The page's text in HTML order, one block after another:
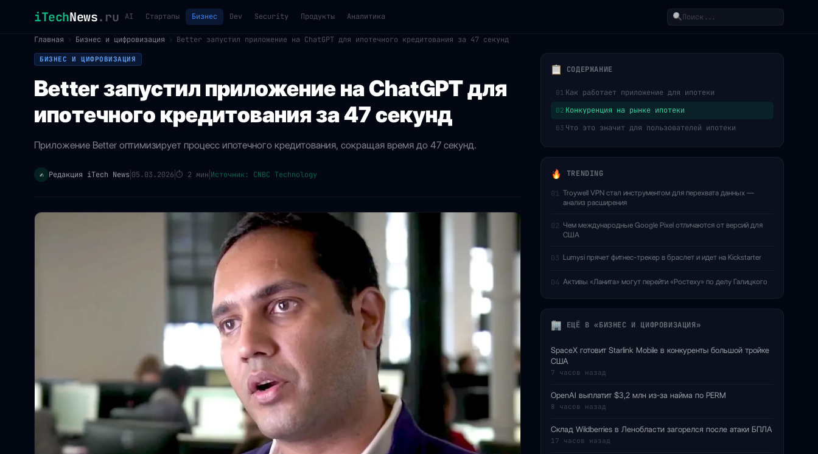
iTechNews.ru AI Стартапы Бизнес Dev Security Продукты Аналитика
Поиск
Главная
› Бизнес и цифровизация › Better запустил приложение на ChatGPT для ипотечного кредитования за 47 секунд
БИЗНЕС И ЦИФРОВИЗАЦИЯ
Better запустил приложение на ChatGPT для
ипотечного кредитования за 47 секунд
Приложение Better оптимизирует процесс ипотечного кредитования, сокращая время до 47 секунд.
✍️ Редакция iTech News 05.03.2026⏱ 2 мин Источник: CNBC Technology
СОДЕРЖАНИЕ
01 Как работает приложение для ипотеки
02 Конкуренция на рынке ипотеки
03 Что это значит для пользователей ипотеки
TRENDING
01 Troywell VPN стал инструментом для перехвата данных —
анализ расширения
02 Чем международные Google Pixel отличаются от версий для
США
03 Lumysi прячет фитнес-трекер в браслет и идет на Kickstarter
04 Активы «Ланита» могут перейти «Ростеху» по делу Галицкого
ЕЩЁ В «БИЗНЕС И ЦИФРОВИЗАЦИЯ»
SpaceX готовит Starlink Mobile в конкуренты большой тройке
США
7 часов назад
OpenAI выплатит $3,2 млн из-за найма по PERM
8 часов назад
Склад Wildberries в Ленобласти загорелся после атаки БПЛА
17 часов назад